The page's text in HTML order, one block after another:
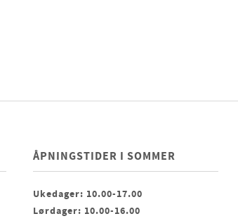
ÅPNINGSTIDER I SOMMER
Ukedager: 10.00-17.00
Lørdager: 10.00-16.00